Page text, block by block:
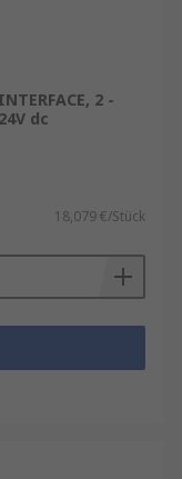
2 -
dc
18,079 €/Stück